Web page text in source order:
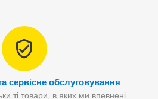
сервісне обслуговування
ті товари, в яких ми впевнені